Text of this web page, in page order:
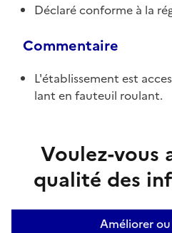
Déclaré conforme à la
Commentaire
L'établissement est
lant en fauteuil roulant.
Voulez-vous
qualité des
Améliorer